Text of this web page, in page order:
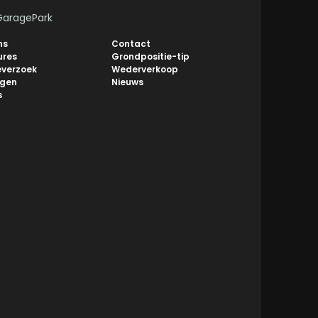
Contact
Grondpositie-tip
Wederverkoop
Nieuws